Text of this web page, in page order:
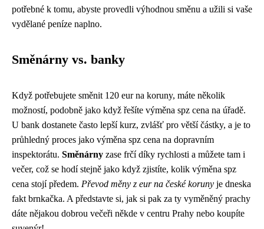
potřebné k tomu, abyste provedli výhodnou směnu a užili si vaše
vydělané peníze naplno.
Směnárny vs. banky
Když potřebujete směnit 120 eur na koruny, máte několik
možností, podobně jako když řešíte výměna spz cena na úřadě.
U bank dostanete často lepší kurz, zvlášť pro větší částky, a je to
průhledný proces jako výměna spz cena na dopravním
inspektorátu. Směnárny zase frčí díky rychlosti a můžete tam i
večer, což se hodí stejně jako když zjistíte, kolik výměna spz
cena stojí předem. Převod měny z eur na české koruny je dneska
fakt brnkačka. A představte si, jak si pak za ty vyměněný prachy
dáte nějakou dobrou večeři někde v centru Prahy nebo koupíte